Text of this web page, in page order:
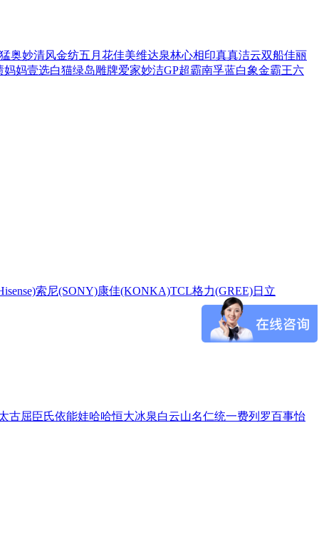
奥妙清风金纺五月花佳美维达泉林心相印真真洁云双船佳丽
妈妈壹选白猫绿岛雕牌爱家妙洁GP超霸南孚蓝白象金霸王六
索尼(SONY)康佳(KONKA)TCL格力(GREE)日立
古屈臣氏依能娃哈哈恒大冰泉白云山名仁统一费列罗百事怡